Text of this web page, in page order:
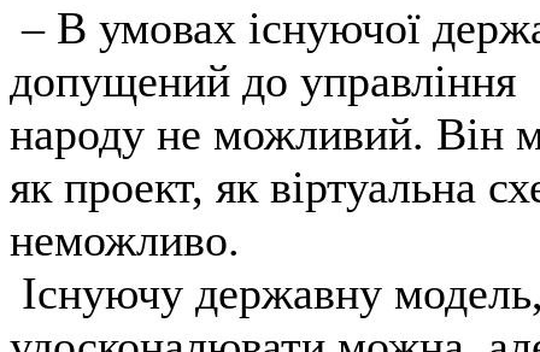
– В умовах існуючої
допущений до
народу не можливий. Він
як проект, як віртуальна
неможливо.
Існуючу державну